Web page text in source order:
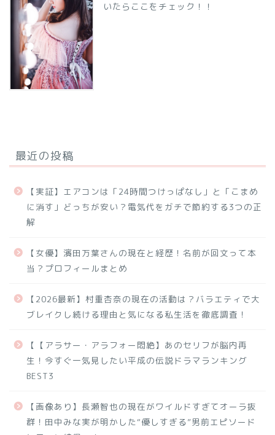
いたらここをチェック！！
最近の投稿
【実証】エアコンは「24時間つけっぱなし」と「こまめ
に消す」どっちが安い？電気代をガチで節約する3つの正
解
【女優】濱田万葉さんの現在と経歴！名前が回文って本
当？プロフィールまとめ
【2026最新】村重杏奈の現在の活動は？バラエティで大
ブレイクし続ける理由と気になる私生活を徹底調査！
【【アラサー・アラフォー悶絶】あのセリフが脳内再
生！今すぐ一気見したい平成の伝説ドラマランキング
BEST3
【画像あり】長瀬智也の現在がワイルドすぎてオーラ抜
群！田中みな実が明かした“優しすぎる”男前エピソード